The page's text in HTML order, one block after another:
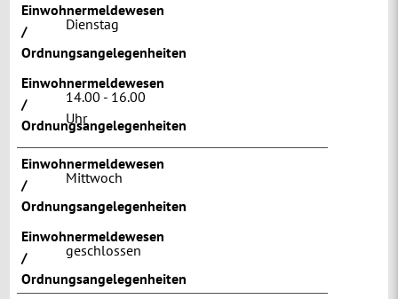
Einwohnermeldewesen
/
Ordnungsangelegenheiten
Dienstag
Einwohnermeldewesen
/
Ordnungsangelegenheiten
14.00 - 16.00
Uhr
Einwohnermeldewesen
/
Ordnungsangelegenheiten
Mittwoch
Einwohnermeldewesen
/
Ordnungsangelegenheiten
geschlossen